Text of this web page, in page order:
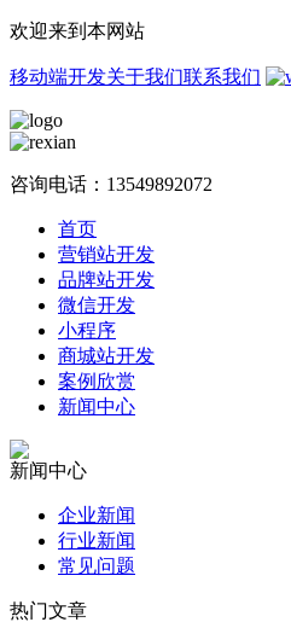
欢迎来到本网站
移动端开发关于我们联系我们
咨询电话： 13549892072
首页
营销站开发
品牌站开发
微信开发
小程序
商城站开发
案例欣赏
新闻中心
新闻中心
企业新闻
行业新闻
常见问题
热门文章